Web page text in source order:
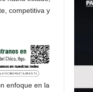
competitiva y
enfoque en la